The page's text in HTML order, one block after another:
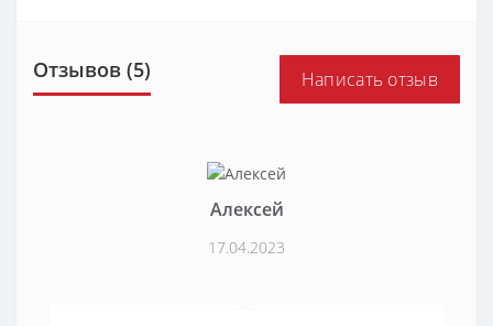
Отзывов (5) Написать отзыв
Алексей
17.04.2023